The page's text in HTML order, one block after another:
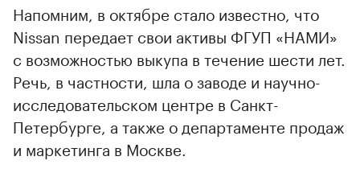
Напомним, в октябре стало известно, что
Nissan передает свои активы ФГУП «НАМИ»
с возможностью выкупа в течение шести лет.
Речь, в частности, шла о заводе и научно-
исследовательском центре в Санкт-
Петербурге, а также о департаменте продаж
и маркетинга в Москве.